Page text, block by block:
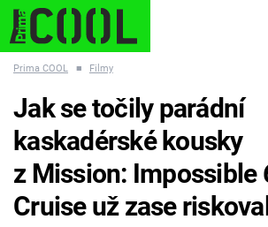
ESCAPE PLNEJ KOTEL AVENGERS 5
Prima COOL ■ Filmy
Jak se točily parádní
kaskadérské kousky
z Mission: Impossible
Cruise už zase